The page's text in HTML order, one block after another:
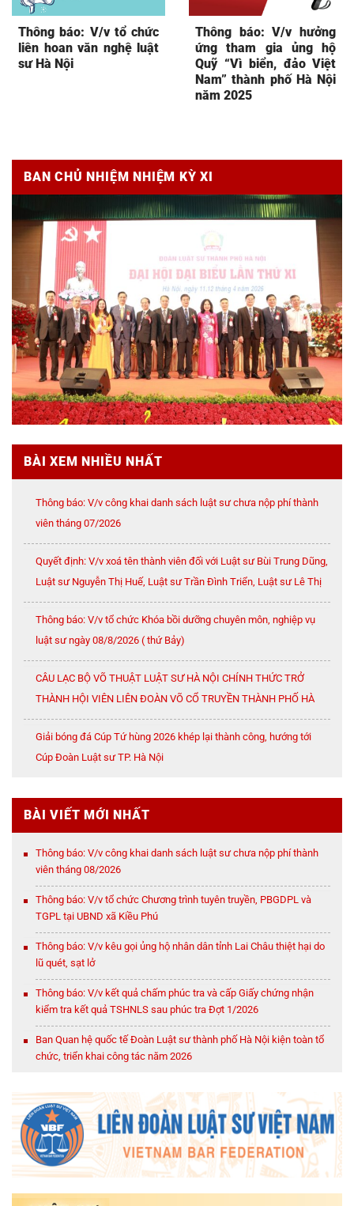
Thông báo: V/v tổ chức
liên hoan văn nghệ luật
sư Hà Nội
Thông báo: V/v hưởng
ứng tham gia ủng hộ
Quỹ “Vì biển, đảo Việt
Nam” thành phố Hà Nội
năm 2025
BAN CHỦ NHIỆM NHIỆM KỲ XI
BÀI XEM NHIỀU NHẤT
Thông báo: V/v công khai danh sách luật sư chưa nộp phí thành
viên tháng 07/2026
Quyết định: V/v xoá tên thành viên đối với Luật sư Bùi Trung Dũng,
Luật sư Nguyễn Thị Huế, Luật sư Trần Đình Triển, Luật sư Lê Thị
Oanh
Thông báo: V/v tổ chức Khóa bồi dưỡng chuyên môn, nghiệp vụ
luật sư ngày 08/8/2026 ( thứ Bảy)
CÂU LẠC BỘ VÕ THUẬT LUẬT SƯ HÀ NỘI CHÍNH THỨC TRỞ
THÀNH HỘI VIÊN LIÊN ĐOÀN VÕ CỔ TRUYỀN THÀNH PHỐ HÀ
NỘI
Giải bóng đá Cúp Tứ hùng 2026 khép lại thành công, hướng tới
Cúp Đoàn Luật sư TP. Hà Nội
BÀI VIẾT MỚI NHẤT
Thông báo: V/v công khai danh sách luật sư chưa nộp phí thành
viên tháng 08/2026
Thông báo: V/v tổ chức Chương trình tuyên truyền, PBGDPL và
TGPL tại UBND xã Kiều Phú
Thông báo: V/v kêu gọi ủng hộ nhân dân tỉnh Lai Châu thiệt hại do
lũ quét, sạt lở
Thông báo: V/v kết quả chấm phúc tra và cấp Giấy chứng nhận
kiểm tra kết quả TSHNLS sau phúc tra Đợt 1/2026
Ban Quan hệ quốc tế Đoàn Luật sư thành phố Hà Nội kiện toàn tổ
chức, triển khai công tác năm 2026